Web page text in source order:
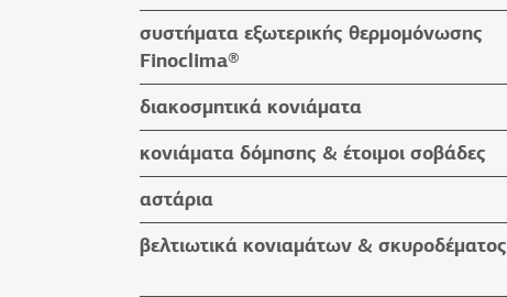
κονιάματα δαπέδων
βοηθητικά υλικά
συστήματα εξωτερικής θερμομόνωσης
Finoclima®
προϊόντα Finoclima®
βοηθητικά υλικά
διακοσμητικά κονιάματα
υδαταπωθητικά έγχρωμα επιχρίσματα
πατητές τσιμεντοκονίες
προϊόντα εμποτισμού & βερνίκια
κονιάματα δόμησης & έτοιμοι σοβάδες
κονιάματα δόμησης
έτοιμοι σοβάδες
βοηθητικά υλικά
αστάρια
βελτιωτικά κονιαμάτων & σκυροδέματος